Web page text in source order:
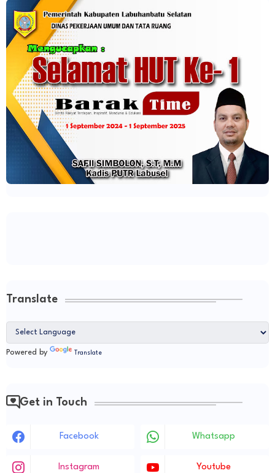
Translate
Powered by Translate
Get in Touch
Facebook Whatsapp
Instagram Youtube